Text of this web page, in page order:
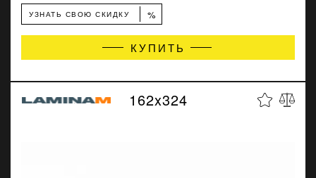
УЗНАТЬ СВОЮ СКИДКУ %
КУПИТЬ
162x324